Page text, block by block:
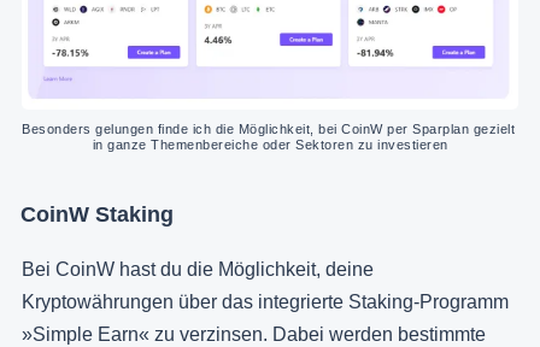
Besonders gelungen finde ich die Möglichkeit, bei CoinW per Sparplan gezielt
in ganze Themenbereiche oder Sektoren zu investieren
CoinW Staking
Bei CoinW hast du die Möglichkeit, deine
Kryptowährungen über das integrierte Staking-Programm
»Simple Earn« zu verzinsen. Dabei werden bestimmte